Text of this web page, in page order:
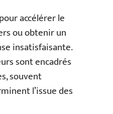
accélérer le
ou obtenir un
insatisfaisante.
sont encadrés
souvent
l’issue des